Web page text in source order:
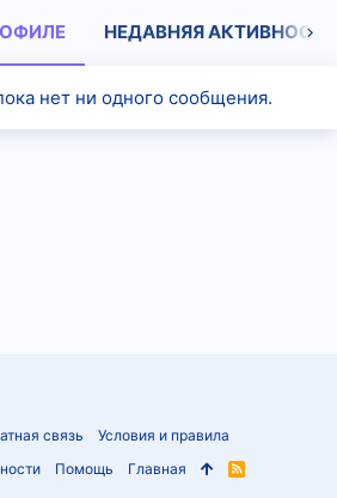
НЕДАВНЯЯ АКТИВНОСТЬ
нет ни одного сообщения.
связь
Условия и правила
Помощь Главная
R